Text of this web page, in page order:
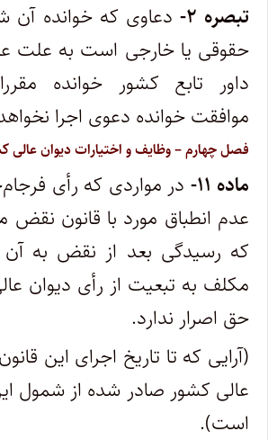
‌تبصره ۲- دعاوی که خوانده
حقوقی یا خارجی است به علت
داور تابع کشور خوانده
موافقت خوانده دعوی اجرا
‌فصل چهارم – وظایف و اختیارات دیوان عالی
‌ماده ۱۱- در مواردی که رأی
عدم انطباق مورد با قانون
که رسیدگی بعد از نقض به
مکلف به تبعیت از رأی دیوان
حق اصرار ندارد.
(آرایی که تا تاریخ اجرای این
عالی کشور صادر شده از شمول
است).